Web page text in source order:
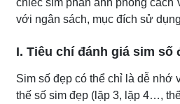
chiếc sim phản ánh phong cách
với ngân sách, mục đích sử
I. Tiêu chí đánh giá sim số
Sim số đẹp có thể chỉ là dễ
thế số sim đẹp (lặp 3, lặp 4…,